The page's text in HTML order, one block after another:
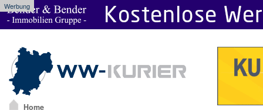
Werbung
Home